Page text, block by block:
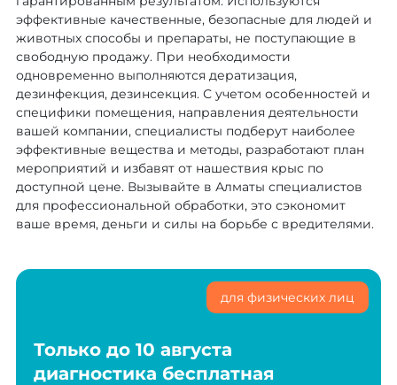
эффективные качественные, безопасные для людей и
животных способы и препараты, не поступающие в
свободную продажу. При необходимости
одновременно выполняются дератизация,
дезинфекция, дезинсекция. С учетом особенностей и
специфики помещения, направления деятельности
вашей компании, специалисты подберут наиболее
эффективные вещества и методы, разработают план
мероприятий и избавят от нашествия крыс по
доступной цене. Вызывайте в Алматы специалистов
для профессиональной обработки, это сэкономит
ваше время, деньги и силы на борьбе с вредителями.
Только до 10 августа
диагностика бесплатная
для физических лиц